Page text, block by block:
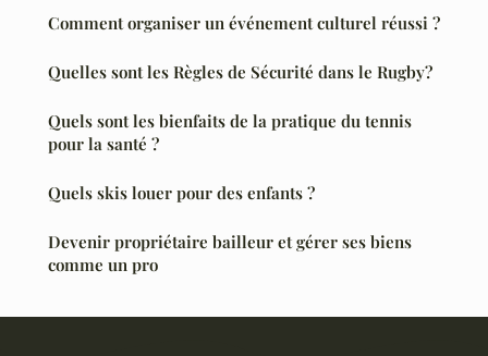
Comment organiser un événement culturel réussi ?
Quelles sont les Règles de Sécurité dans le Rugby?
Quels sont les bienfaits de la pratique du tennis
pour la santé ?
Quels skis louer pour des enfants ?
Devenir propriétaire bailleur et gérer ses biens
comme un pro